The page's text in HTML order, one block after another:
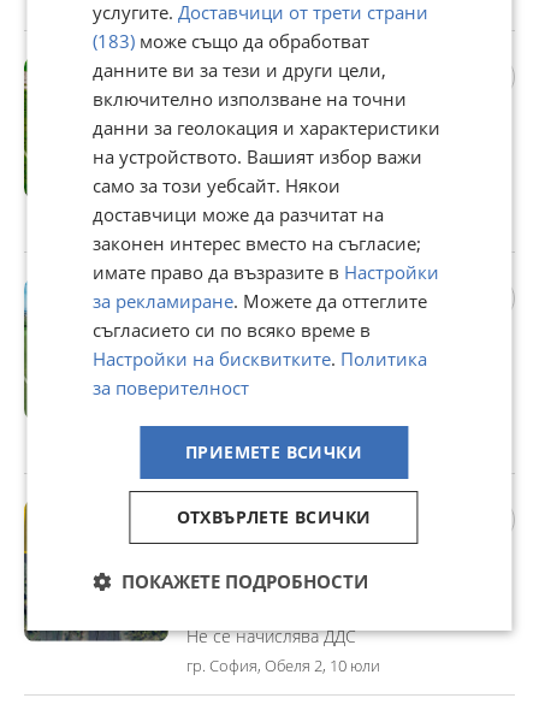
Продава ПАРЦЕЛ, гр.
София, Люлин 5
349 750 €
684 051,54 лв
Не се начислява ДДС
гр. София, Люлин 5, 10 юли
Продава ПАРЦЕЛ, гр.
София, с. Волуяк
411 422 €
804 671,49 лв
гр. София, с. Волуяк, 10 юли
Продава ПАРЦЕЛ, гр.
София, Обеля 2
389 925 €
Не се начислява ДДС
гр. София, Обеля 2, 10 юли
услугите. Доставчици от трети страни
(183) може също да обработват
данните ви за тези и други цели,
включително използване на точни
данни за геолокация и характеристики
на устройството. Вашият избор важи
само за този уебсайт. Някои
доставчици може да разчитат на
законен интерес вместо на съгласие;
имате право да възразите в Настройки
за рекламиране. Можете да оттеглите
съгласието си по всяко време в
Настройки на бисквитките. Политика
за поверителност
ПРИЕМЕТЕ ВСИЧКИ
ОТХВЪРЛЕТЕ ВСИЧКИ
ПОКАЖЕТЕ ПОДРОБНОСТИ